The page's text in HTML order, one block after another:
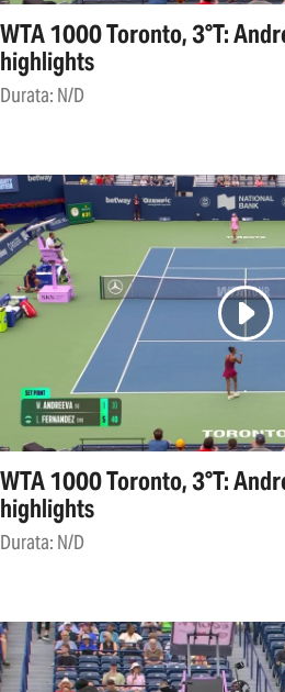
WTA 1000 Toronto, 3°T:
highlights
Durata: N/D
WTA 1000 Toronto, 3°T:
highlights
Durata: N/D